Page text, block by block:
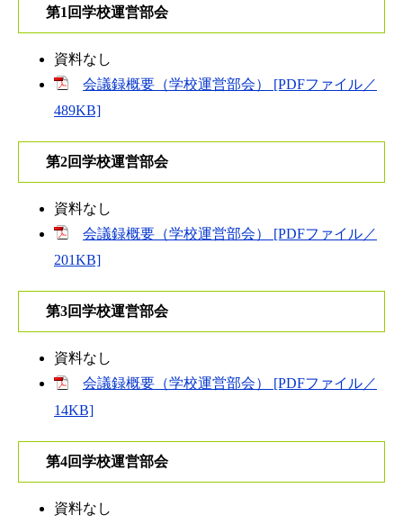
第1回学校運営部会
資料なし
会議録概要（学校運営部会） [PDFファイル／
489KB]
第2回学校運営部会
資料なし
会議録概要（学校運営部会） [PDFファイル／
201KB]
第3回学校運営部会
資料なし
会議録概要（学校運営部会） [PDFファイル／
14KB]
第4回学校運営部会
資料なし